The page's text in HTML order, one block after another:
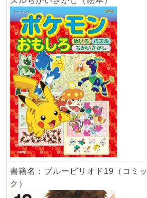
書籍名：ブルーピリオド19（コミッ
ク）